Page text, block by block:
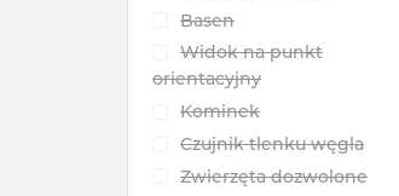
Basen
Widok na punkt
orientacyjny
Kominek
Czujnik tlenku węgla
Zwierzęta dozwolone